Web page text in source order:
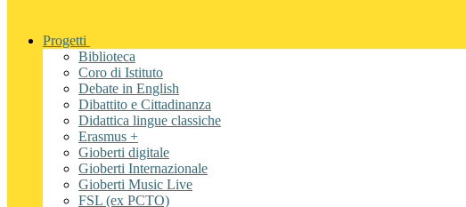
Progetti
Biblioteca
Coro di Istituto
Debate in English
Dibattito e Cittadinanza
Didattica lingue classiche
Erasmus +
Gioberti digitale
Gioberti Internazionale
Gioberti Music Live
FSL (ex PCTO)